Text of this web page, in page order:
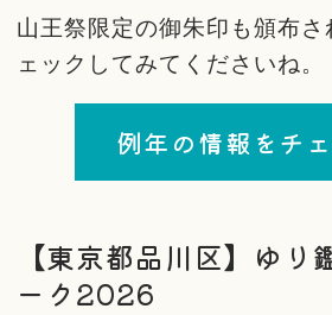
山王祭限定の御朱印も頒布
ェックしてみてくださいね。
例年の情報をチ
【東京都品川区】ゆり
ーク2026